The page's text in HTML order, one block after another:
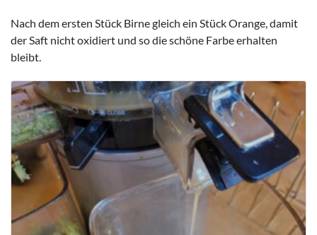
Nach dem ersten Stück Birne gleich ein Stück Orange, damit
der Saft nicht oxidiert und so die schöne Farbe erhalten
bleibt.